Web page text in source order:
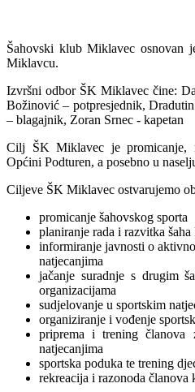
Šahovski klub Miklavec osnovan
Miklavcu.
Izvršni odbor ŠK Miklavec čine:
Božinović – potpresjednik,
– blagajnik, Zoran Srnec - kapetan
Cilj ŠK Miklavec je promicanje,
Općini Podturen, a posebno u
Ciljeve ŠK Miklavec ostvarujemo
promicanje šahovskog sporta
planiranje rada i razvitka šaha
informiranje javnosti o
natjecanjima
jačanje suradnje s drugim
organizacijama
sudjelovanje u sportskim
organiziranje i vođenje
priprema i trening članova
natjecanjima
sportska poduka te trening
rekreacija i razonoda članova